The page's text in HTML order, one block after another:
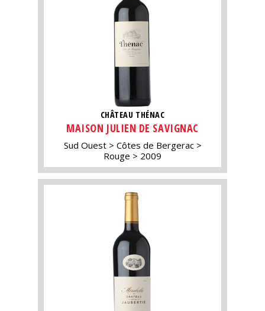
CHÂTEAU THÉNAC
MAISON JULIEN DE SAVIGNAC
Sud Ouest
Côtes de Bergerac
Rouge
2009